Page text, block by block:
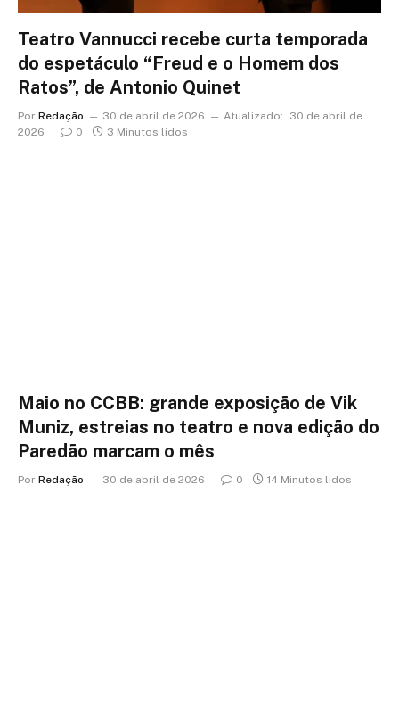
Teatro Vannucci recebe curta temporada
do espetáculo “Freud e o Homem dos
Ratos”, de Antonio Quinet
Por Redação 30 de abril de 2026 Atualizado:
30 de abril de
2026
0 3 Minutos lidos
Maio no CCBB: grande exposição de Vik
Muniz, estreias no teatro e nova edição do
Paredão marcam o mês
Por Redação 30 de abril de 2026 0 14 Minutos lidos